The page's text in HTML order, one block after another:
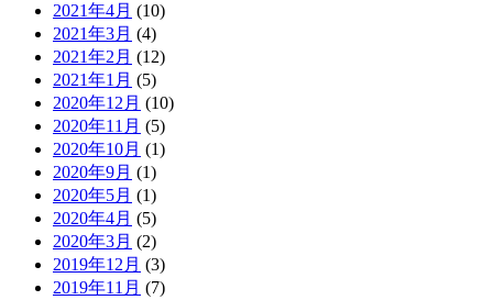
2021年4月 (10)
2021年3月 (4)
2021年2月 (12)
2021年1月 (5)
2020年12月 (10)
2020年11月 (5)
2020年10月 (1)
2020年9月 (1)
2020年5月 (1)
2020年4月 (5)
2020年3月 (2)
2019年12月 (3)
2019年11月 (7)